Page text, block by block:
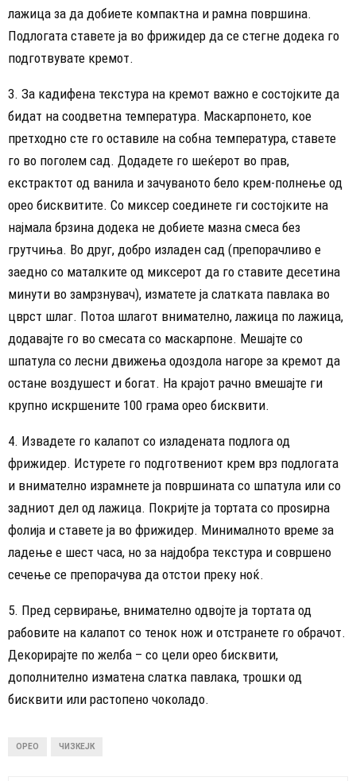
лажица за да добиете компактна и рамна површина.
Подлогата ставете ја во фрижидер да се стегне додека го
подготвувате кремот.
3. За кадифена текстура на кремот важно е состојките да
бидат на соодветна температура. Маскарпонето, кое
претходно сте го оставиле на собна температура, ставете
го во поголем сад. Додадете го шеќерот во прав,
екстрактот од ванила и зачуваното бело крем-полнење од
орео бисквитите. Со миксер соединете ги состојките на
најмала брзина додека не добиете мазна смеса без
грутчиња. Во друг, добро изладен сад (препорачливо е
заедно со маталките од миксерот да го ставите десетина
минути во замрзнувач), изматете ја слатката павлака во
цврст шлаг. Потоа шлагот внимателно, лажица по лажица,
додавајте го во смесата со маскарпоне. Мешајте со
шпатула со лесни движења одоздола нагоре за кремот да
остане воздушест и богат. На крајот рачно вмешајте ги
крупно искршените 100 грама орео бисквити.
4. Извадете го калапот со изладената подлога од
фрижидер. Истурете го подготвениот крем врз подлогата
и внимателно израмнете ја површината со шпатула или со
задниот дел од лажица. Покријте ја тортата со проѕирна
фолија и ставете ја во фрижидер. Минималното време за
ладење е шест часа, но за најдобра текстура и совршено
сечење се препорачува да отстои преку ноќ.
5. Пред сервирање, внимателно одвојте ја тортата од
рабовите на калапот со тенок нож и отстранете го обрачот.
Декорирајте по желба – со цели орео бисквити,
дополнително изматена слатка павлака, трошки од
бисквити или растопено чоколадо.
ОРЕО ЧИЗКЕЈК